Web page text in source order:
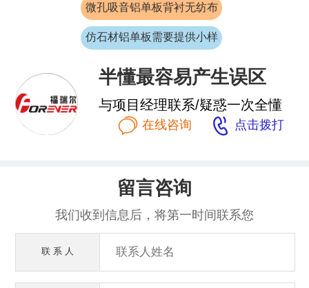
微孔吸音铝单板背衬无纺布
仿石材铝单板需要提供小样
半懂最容易产生误区
与项目经理联系/疑惑一次全懂
 在线咨询  点击拨打
留言咨询
我们收到信息后，将第一时间联系您
联 系 人